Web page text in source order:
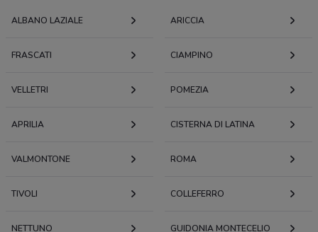
ALBANO LAZIALE ARICCIA
FRASCATI CIAMPINO
VELLETRI POMEZIA
APRILIA CISTERNA DI LATINA
VALMONTONE ROMA
TIVOLI COLLEFERRO
NETTUNO GUIDONIA MONTECELIO